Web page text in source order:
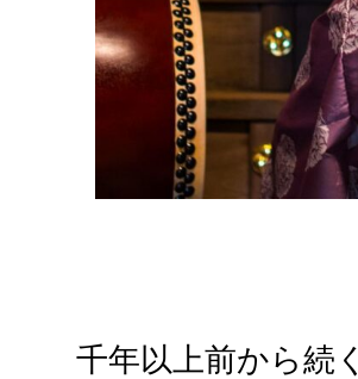
千年以上前から続く